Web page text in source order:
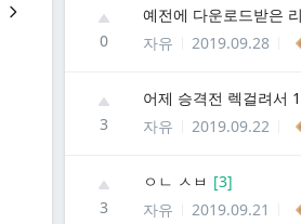
0
예전에 다운로드받은
자유
2019.09.28
3
어제 승격전 렉걸려서
자유
2019.09.22
3
ㅇㄴ ㅅㅂ [3]
자유
2019.09.21